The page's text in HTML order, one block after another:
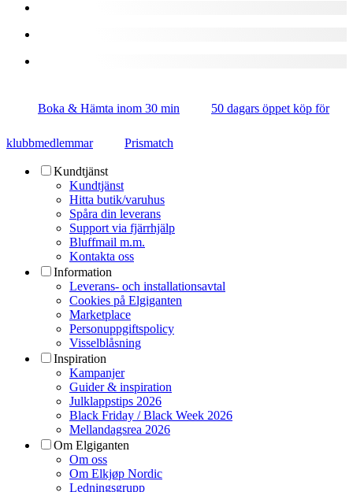
Boka & Hämta inom 30 min 50 dagars öppet köp för
klubbmedlemmar Prismatch
Kundtjänst
Kundtjänst
Hitta butik/varuhus
Spåra din leverans
Support via fjärrhjälp
Bluffmail m.m.
Kontakta oss
Information
Leverans- och installationsavtal
Cookies på Elgiganten
Marketplace
Personuppgiftspolicy
Visselblåsning
Inspiration
Kampanjer
Guider & inspiration
Julklappstips 2026
Black Friday / Black Week 2026
Mellandagsrea 2026
Om Elgiganten
Om oss
Om Elkjøp Nordic
Ledningsgrupp